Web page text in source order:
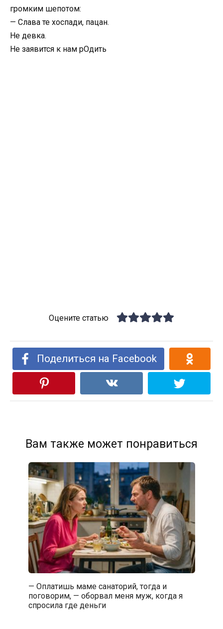
громким шепотом:
— Слава те хоспади, пацан.
Не девка.
Не заявится к нам рОдить
Оцените статью
Поделиться на Facebook
Вам также может понравиться
— Оплатишь маме санаторий, тогда и
поговорим, — оборвал меня муж, когда я
спросила где деньги